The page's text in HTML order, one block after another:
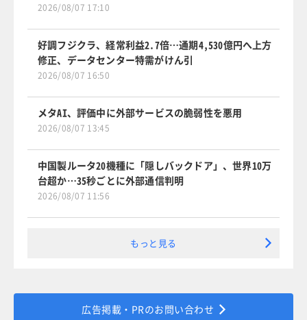
2026/08/07 17:10
好調フジクラ、経常利益2.7倍…通期4,530億円へ上方
修正、データセンター特需がけん引
2026/08/07 16:50
メタAI、評価中に外部サービスの脆弱性を悪用
2026/08/07 13:45
中国製ルータ20機種に「隠しバックドア」、世界10万
台超か…35秒ごとに外部通信判明
2026/08/07 11:56
もっと見る
広告掲載・PRのお問い合わせ